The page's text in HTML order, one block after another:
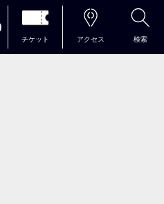
チケット アクセス 検索